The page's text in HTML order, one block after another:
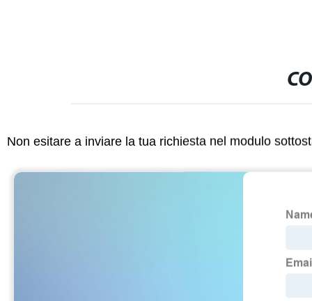
Non esitare a inviare la tua richiesta nel modulo